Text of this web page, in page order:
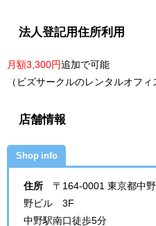
法人登記用住所利用
月額3,300円追加で可能
（ビズサークルのレンタルオフィ
店舗情報
Shop info
住所 〒164-0001 東京都中
野ビル 3F
中野駅南口徒歩5分